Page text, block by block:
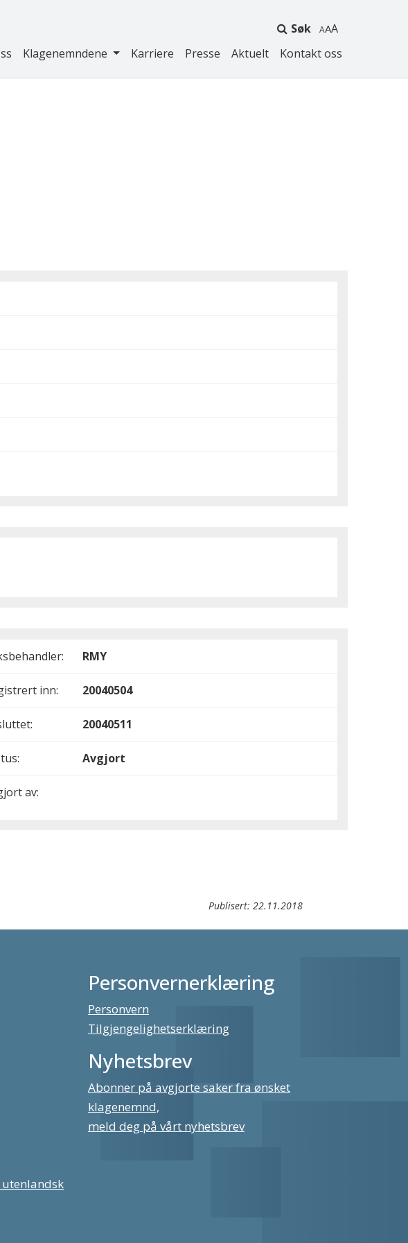
Søk A
Klagenemndene Karriere Presse Aktuelt Kontakt oss
RMY
inn: 20040504
20040511
Avgjort
av:
Publisert: 22.11.2018
Personvernerklæring
Personvern
Tilgjengelighetserklæring
Nyhetsbrev
Abonner på avgjorte saker fra ønsket
klagenemnd,
meld deg på vårt nyhetsbrev